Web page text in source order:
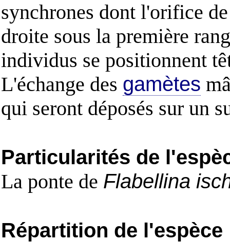
synchrones dont l'orifice
droite sous la première
individus se positionnent
L'échange des gamètes
qui seront déposés sur un
Particularités de
La ponte de Flabellina
Répartition de l'espèce